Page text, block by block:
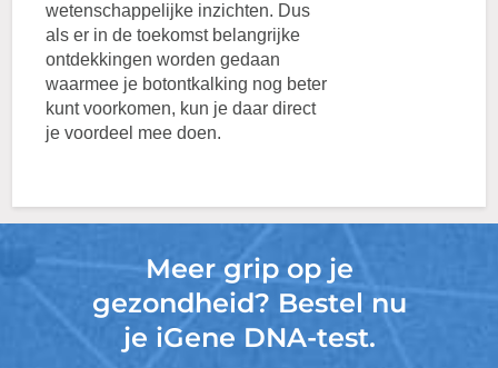
wetenschappelijke inzichten. Dus
als er in de toekomst belangrijke
ontdekkingen worden gedaan
waarmee je botontkalking nog beter
kunt voorkomen, kun je daar direct
je voordeel mee doen.
Meer grip op je
gezondheid? Bestel nu
je iGene DNA-test.